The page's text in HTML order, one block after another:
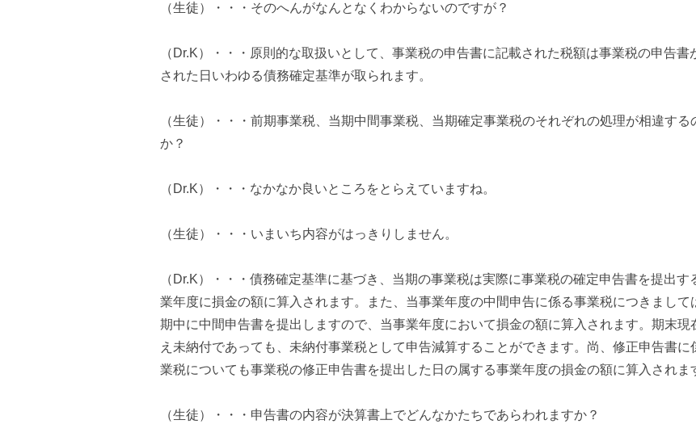
（生徒）・・・そのへんがなんとなくわからないのですが？
（Dr.K）・・・原則的な取扱いとして、事業税の申告書に記載された税額は事業税の申告書
された日いわゆる債務確定基準が取られます。
（生徒）・・・前期事業税、当期中間事業税、当期確定事業税のそれぞれの処理が相違する
か？
（Dr.K）・・・なかなか良いところをとらえていますね。
（生徒）・・・いまいち内容がはっきりしません。
（Dr.K）・・・債務確定基準に基づき、当期の事業税は実際に事業税の確定申告書を提出す
業年度に損金の額に算入されます。また、当事業年度の中間申告に係る事業税につきまして
期中に中間申告書を提出しますので、当事業年度において損金の額に算入されます。期末現
え未納付であっても、未納付事業税として申告減算することができます。尚、修正申告書に
業税についても事業税の修正申告書を提出した日の属する事業年度の損金の額に算入されま
（生徒）・・・申告書の内容が決算書上でどんなかたちであらわれますか？